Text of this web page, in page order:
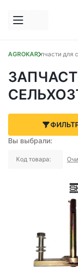
AGROKARЗапчасти для
Вы выбрали:
Код товара: